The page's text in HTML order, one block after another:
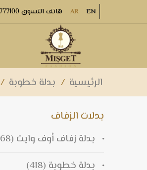
AR EN هاتف التسوق 00905550777100
الرئيسية / بدلة خطوبة /
بدلات الزفاف
بدلة زفاف أوف وايت (168)
بدلة خطوبة (418)